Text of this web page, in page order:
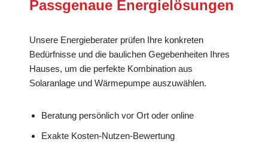
Passgenaue Energielösungen
Unsere Energieberater prüfen Ihre konkreten
Bedürfnisse und die baulichen Gegebenheiten Ihres
Hauses, um die perfekte Kombination aus
Solaranlage und Wärmepumpe auszuwählen.
Beratung persönlich vor Ort oder online
Exakte Kosten-Nutzen-Bewertung